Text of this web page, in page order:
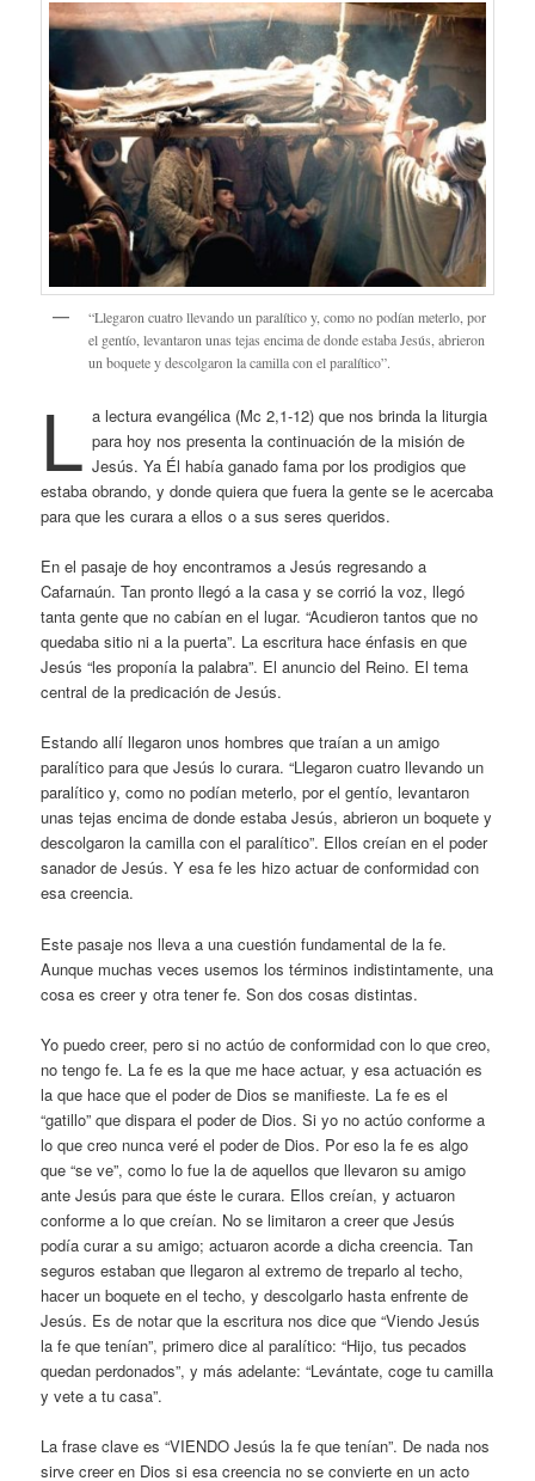
“Llegaron cuatro llevando un paralítico y, como no podían meterlo, por
el gentío, levantaron unas tejas encima de donde estaba Jesús, abrieron
un boquete y descolgaron la camilla con el paralítico”.
L a lectura evangélica (Mc 2,1-12) que nos brinda la liturgia
para hoy nos presenta la continuación de la misión de
Jesús. Ya Él había ganado fama por los prodigios que
estaba obrando, y donde quiera que fuera la gente se le acercaba
para que les curara a ellos o a sus seres queridos.
En el pasaje de hoy encontramos a Jesús regresando a
Cafarnaún. Tan pronto llegó a la casa y se corrió la voz, llegó
tanta gente que no cabían en el lugar. “Acudieron tantos que no
quedaba sitio ni a la puerta”. La escritura hace énfasis en que
Jesús “les proponía la palabra”. El anuncio del Reino. El tema
central de la predicación de Jesús.
Estando allí llegaron unos hombres que traían a un amigo
paralítico para que Jesús lo curara. “Llegaron cuatro llevando un
paralítico y, como no podían meterlo, por el gentío, levantaron
unas tejas encima de donde estaba Jesús, abrieron un boquete y
descolgaron la camilla con el paralítico”. Ellos creían en el poder
sanador de Jesús. Y esa fe les hizo actuar de conformidad con
esa creencia.
Este pasaje nos lleva a una cuestión fundamental de la fe.
Aunque muchas veces usemos los términos indistintamente, una
cosa es creer y otra tener fe. Son dos cosas distintas.
Yo puedo creer, pero si no actúo de conformidad con lo que creo,
no tengo fe. La fe es la que me hace actuar, y esa actuación es
la que hace que el poder de Dios se manifieste. La fe es el
“gatillo” que dispara el poder de Dios. Si yo no actúo conforme a
lo que creo nunca veré el poder de Dios. Por eso la fe es algo
que “se ve”, como lo fue la de aquellos que llevaron su amigo
ante Jesús para que éste le curara. Ellos creían, y actuaron
conforme a lo que creían. No se limitaron a creer que Jesús
podía curar a su amigo; actuaron acorde a dicha creencia. Tan
seguros estaban que llegaron al extremo de treparlo al techo,
hacer un boquete en el techo, y descolgarlo hasta enfrente de
Jesús. Es de notar que la escritura nos dice que “Viendo Jesús
la fe que tenían”, primero dice al paralítico: “Hijo, tus pecados
quedan perdonados”, y más adelante: “Levántate, coge tu camilla
y vete a tu casa”.
La frase clave es “VIENDO Jesús la fe que tenían”. De nada nos
sirve creer en Dios si esa creencia no se convierte en un acto